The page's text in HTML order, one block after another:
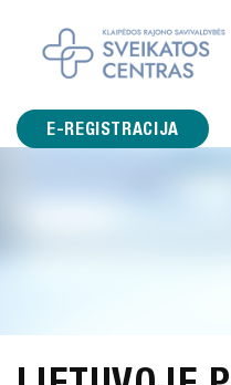
E-REGISTRACIJA
STRUKTŪRA
IR
KONTAKTINĖ
INFORMACIJA
VEIKLOS
PREVENCIJA